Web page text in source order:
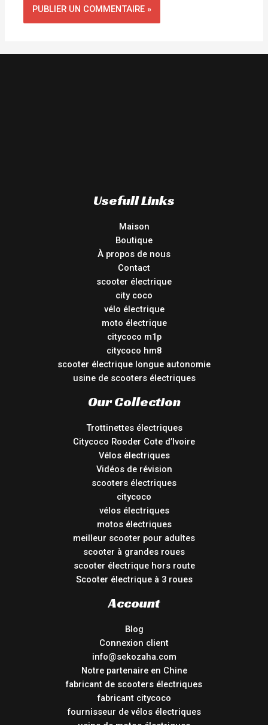
Usefull Links
Maison
Boutique
À propos de nous
Contact
scooter électrique
city coco
vélo électrique
moto électrique
citycoco m1p
citycoco hm8
scooter électrique longue autonomie
usine de scooters électriques
Our Collection
Trottinettes électriques
Citycoco Rooder Cote d’Ivoire
Vélos électriques
Vidéos de révision
scooters électriques
citycoco
vélos électriques
motos électriques
meilleur scooter pour adultes
scooter à grandes roues
scooter électrique hors route
Scooter électrique à 3 roues
Account
Blog
Connexion client
info@sekozaha.com
Notre partenaire en Chine
fabricant de scooters électriques
fabricant citycoco
fournisseur de vélos électriques